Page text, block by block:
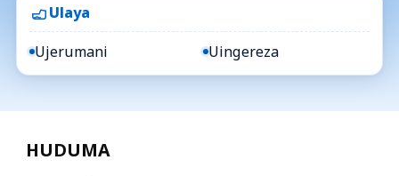
Ulaya
Ujerumani Uingereza
HUDUMA